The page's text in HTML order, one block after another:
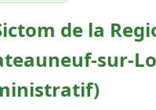
de la
sur-